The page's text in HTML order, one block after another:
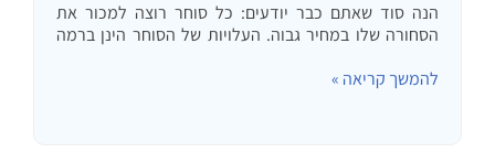
הנה סוד שאתם כבר יודעים: כל סוחר רוצה למכור את
הסחורה שלו במחיר גבוה. העלויות של הסוחר הינן ברמה
עתה, ככל שיצליח למכור את סחורתו במחיר גבוה…
להמשך קריאה »